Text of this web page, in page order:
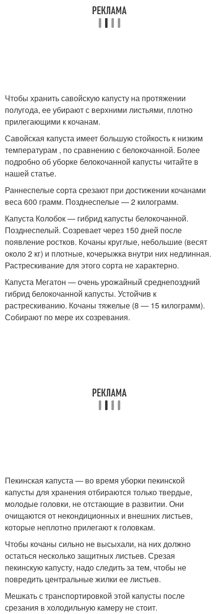
Чтобы хранить савойскую капусту на протяжении
полугода, ее убирают с верхними листьями, плотно
прилегающими к кочанам.
Савойская капуста имеет большую стойкость к низким
температурам , по сравнению с белокочанной. Более
подробно об уборке белокочанной капусты читайте в
нашей статье.
Раннеспелые сорта срезают при достижении кочанами
веса 600 грамм. Позднеспелые — 2 килограмм.
Капуста Колобок — гибрид капусты белокочанной.
Позднеспелый. Созревает через 150 дней после
появление ростков. Кочаны круглые, небольшие (весят
около 2 кг) и плотные, кочерыжка внутри них недлинная.
Растрескивание для этого сорта не характерно.
Капуста Мегатон — очень урожайный среднепоздний
гибрид белокочанной капусты. Устойчив к
растрескиванию. Кочаны тяжелые (8 — 15 килограмм).
Собирают по мере их созревания.
Пекинская капуста — во время уборки пекинской
капусты для хранения отбираются только твердые,
молодые головки, не отстающие в развитии. Они
очищаются от некондиционных и внешних листьев,
которые неплотно прилегают к головкам.
Чтобы кочаны сильно не высыхали, на них должно
остаться несколько защитных листьев. Срезая
пекинскую капусту, надо следить за тем, чтобы не
повредить центральные жилки ее листьев.
Мешкать с транспортировкой этой капусты после
срезания в холодильную камеру не стоит.